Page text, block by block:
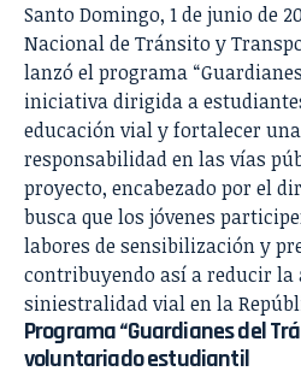
Santo Domingo, 1 de junio de
Nacional de Tránsito y
lanzó el programa
iniciativa dirigida a
educación vial y fortalecer
responsabilidad en las vías
proyecto, encabezado por el
busca que los jóvenes
labores de sensibilización y
contribuyendo así a reducir la
siniestralidad vial en la
Programa “Guardianes del
voluntariado estudiantil